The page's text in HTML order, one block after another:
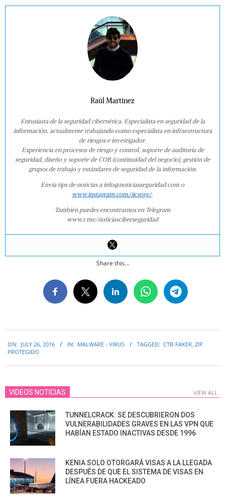
Raúl Martínez
Entusiasta de la seguridad cibernética. Especialista en seguridad de la
información, actualmente trabajando como especialista en infraestructura
de riesgos e investigador.
Experiencia en procesos de riesgo y control, soporte de auditoría de
seguridad, diseño y soporte de COB (continuidad del negocio), gestión de
grupos de trabajo y estándares de seguridad de la información.
Envía tips de noticias a info@noticiasseguridad.com o
www.instagram.com/iicsorg/.
También puedes encontrarnos en Telegram
www.t.me/noticiasciberseguridad
Share this...
07-
ON: JULY 26, 2016 IN: MALWARE - VIRUS TAGGED: CTB-FAKER, ZIP
PROTEGIDO
VIDEOS NOTICIAS VIEW ALL
TUNNELCRACK: SE DESCUBRIERON DOS
VULNERABILIDADES GRAVES EN LAS VPN QUE
HABÍAN ESTADO INACTIVAS DESDE 1996
KENIA SOLO OTORGARÁ VISAS A LA LLEGADA
DESPUÉS DE QUE EL SISTEMA DE VISAS EN
LÍNEA FUERA HACKEADO